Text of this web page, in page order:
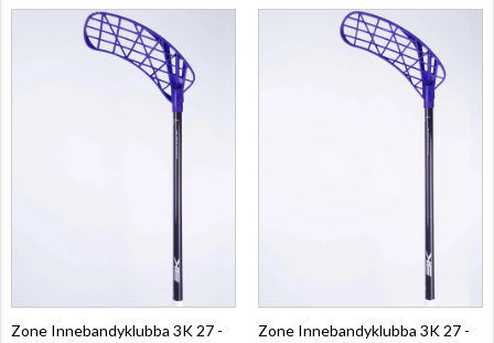
Zone Innebandyklubba 3K 27 -
Zone Innebandyklubba 3K 27 -